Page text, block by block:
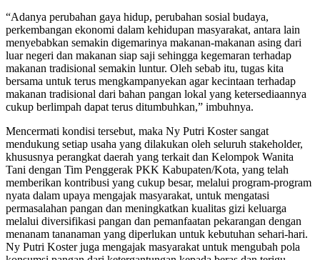
“Adanya perubahan gaya hidup, perubahan sosial budaya,
perkembangan ekonomi dalam kehidupan masyarakat, antara lain
menyebabkan semakin digemarinya makanan-makanan asing dari
luar negeri dan makanan siap saji sehingga kegemaran terhadap
makanan tradisional semakin luntur. Oleh sebab itu, tugas kita
bersama untuk terus mengkampanyekan agar kecintaan terhadap
makanan tradisional dari bahan pangan lokal yang ketersediaannya
cukup berlimpah dapat terus ditumbuhkan,” imbuhnya.
Mencermati kondisi tersebut, maka Ny Putri Koster sangat
mendukung setiap usaha yang dilakukan oleh seluruh stakeholder,
khususnya perangkat daerah yang terkait dan Kelompok Wanita
Tani dengan Tim Penggerak PKK Kabupaten/Kota, yang telah
memberikan kontribusi yang cukup besar, melalui program-program
nyata dalam upaya mengajak masyarakat, untuk mengatasi
permasalahan pangan dan meningkatkan kualitas gizi keluarga
melalui diversifikasi pangan dan pemanfaatan pekarangan dengan
menanam tananaman yang diperlukan untuk kebutuhan sehari-hari.
Ny Putri Koster juga mengajak masyarakat untuk mengubah pola